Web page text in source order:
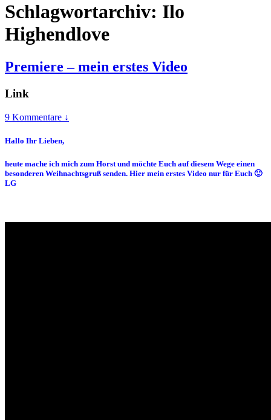
Schlagwortarchiv: Ilo
Highendlove
Premiere – mein erstes Video
Link
9 Kommentare ↓
Hallo Ihr Lieben,
heute mache ich mich zum Horst und möchte Euch auf diesem Wege einen
besonderen Weihnachtsgruß senden. Hier mein erstes Video nur für Euch 🙂
LG